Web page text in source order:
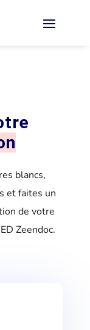
blancs,
et faites un
de votre
Zeendoc.